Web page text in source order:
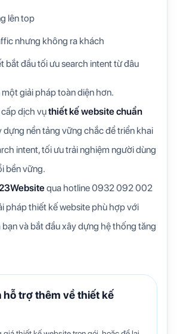
lên top
nhưng không ra khách
bắt đầu tối ưu search intent từ đâu
giải pháp toàn diện hơn.
dịch vụthiết kế website chuẩn
dựng nền tảng vững chắc để triển khai
intent, tối ưu trải nghiệm người dùng
bền vững.
qua hotline 0932 092 002
pháp thiết kế website phù hợp với
và bắt đầu xây dựng hệ thống tăng
hỗ trợ thêm về thiết kế